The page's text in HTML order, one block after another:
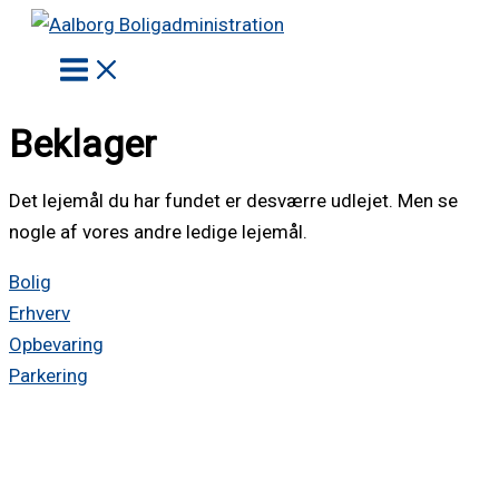
indholdet
Beklager
Det lejemål du har fundet er desværre udlejet. Men se
nogle af vores andre ledige lejemål.
Bolig
Erhverv
Opbevaring
Parkering